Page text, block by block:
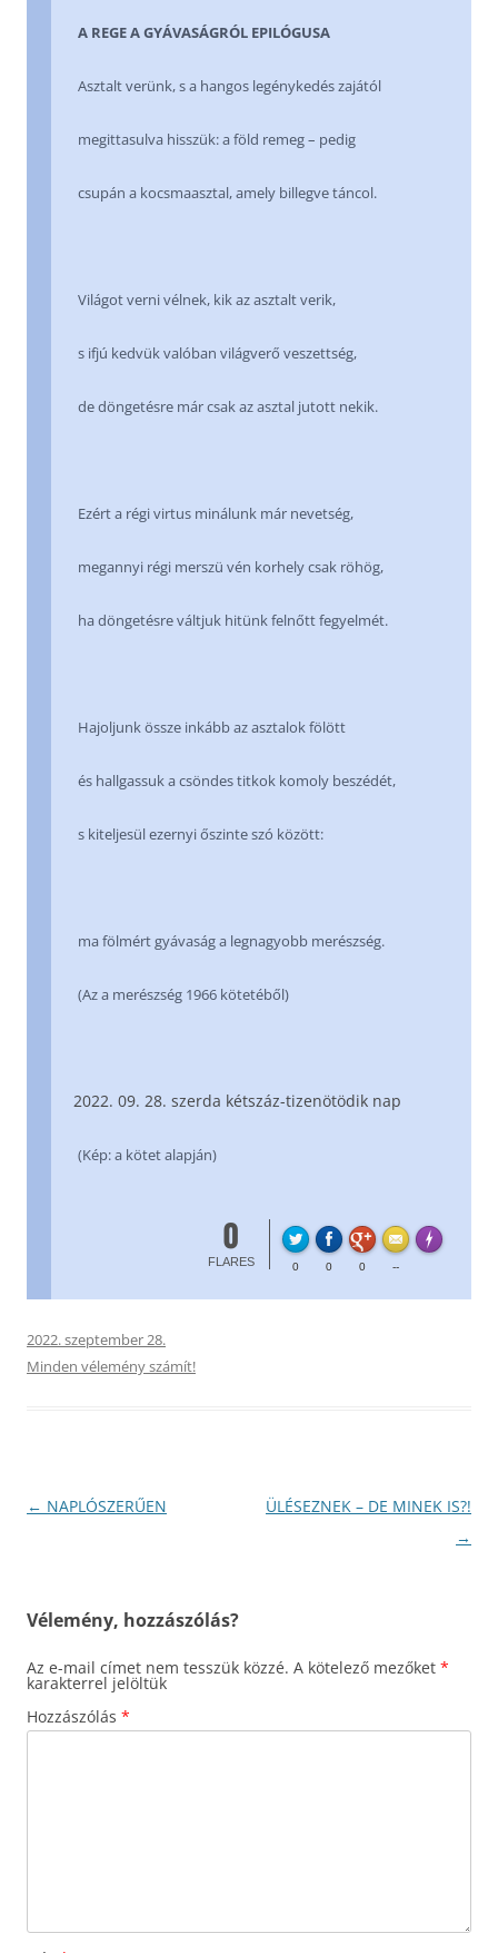
A REGE A GYÁVASÁGRÓL EPILÓGUSA
Asztalt verünk, s a hangos legénykedés zajától
megittasulva hisszük: a föld remeg – pedig
csupán a kocsmaasztal, amely billegve táncol.
Világot verni vélnek, kik az asztalt verik,
s ifjú kedvük valóban világverő veszettség,
de döngetésre már csak az asztal jutott nekik.
Ezért a régi virtus minálunk már nevetség,
megannyi régi merszü vén korhely csak röhög,
ha döngetésre váltjuk hitünk felnőtt fegyelmét.
Hajoljunk össze inkább az asztalok fölött
és hallgassuk a csöndes titkok komoly beszédét,
s kiteljesül ezernyi őszinte szó között:
ma fölmért gyávaság a legnagyobb merészség.
(Az a merészség 1966 kötetéből)
09. 28. szerda kétszáz-tizenötödik nap
(Kép: a kötet alapján)
0
FLARES 0 0 0 --
Made with
2022. szeptember 28.
Minden vélemény számít!
Bejegyzés
← NAPLÓSZERŰEN
ÜLÉSEZNEK – DE MINEK IS?!
→
Vélemény, hozzászólás?
Az e-mail címet nem tesszük közzé. A kötelező mezőket *
karakterrel jelöltük
Hozzászólás *